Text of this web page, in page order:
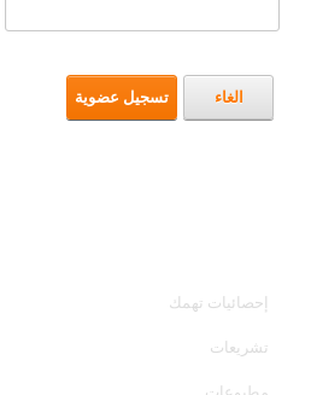
تسجيل عضوية الغاء
إحصائيات تهمك
تشريعات